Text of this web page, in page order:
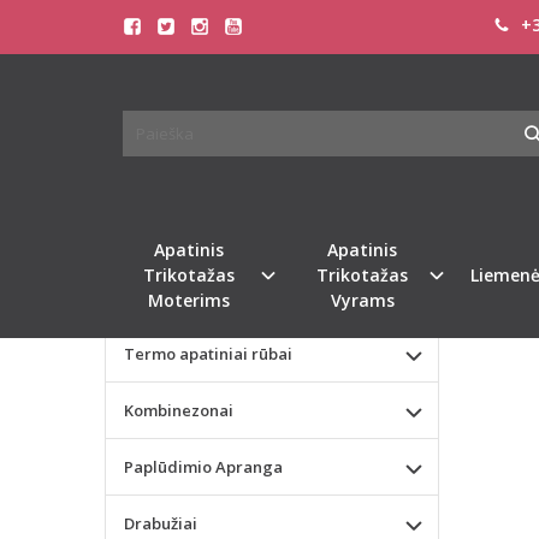
Apatinis
Trikotažas
Moterims
Apatinis
Trikotažas
Vyrams
Valentino dienos dovana
Liemenėlės
Termo apatiniai rūbai
Kombinezonai
Paplūdimio Apranga
Drabužiai